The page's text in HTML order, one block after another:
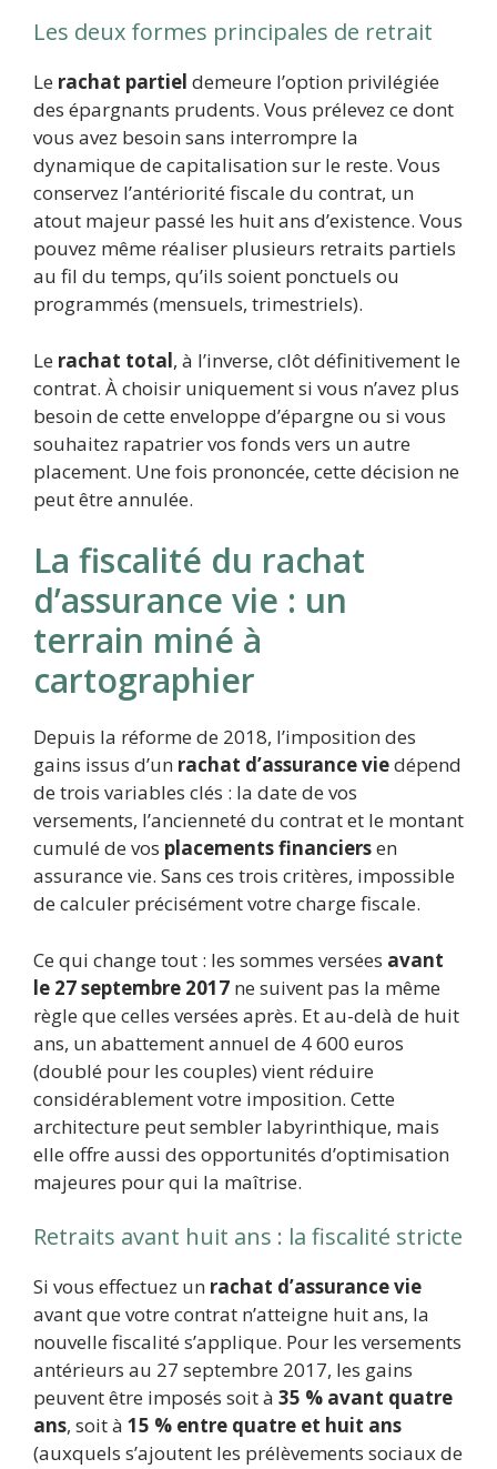
Les deux formes principales de retrait
Le rachat partiel demeure l’option privilégiée
des épargnants prudents. Vous prélevez ce dont
vous avez besoin sans interrompre la
dynamique de capitalisation sur le reste. Vous
conservez l’antériorité fiscale du contrat, un
atout majeur passé les huit ans d’existence. Vous
pouvez même réaliser plusieurs retraits partiels
au fil du temps, qu’ils soient ponctuels ou
programmés (mensuels, trimestriels).
Le rachat total, à l’inverse, clôt définitivement le
contrat. À choisir uniquement si vous n’avez plus
besoin de cette enveloppe d’épargne ou si vous
souhaitez rapatrier vos fonds vers un autre
placement. Une fois prononcée, cette décision ne
peut être annulée.
La fiscalité du rachat
d’assurance vie : un
terrain miné à
cartographier
Depuis la réforme de 2018, l’imposition des
gains issus d’un rachat d’assurance viedépend
de trois variables clés : la date de vos
versements, l’ancienneté du contrat et le montant
cumulé de vos placements financiersen
assurance vie. Sans ces trois critères, impossible
de calculer précisément votre charge fiscale.
Ce qui change tout : les sommes versées avant
le 27 septembre 2017 ne suivent pas la même
règle que celles versées après. Et au-delà de huit
ans, un abattement annuel de 4 600 euros
(doublé pour les couples) vient réduire
considérablement votre imposition. Cette
architecture peut sembler labyrinthique, mais
elle offre aussi des opportunités d’optimisation
majeures pour qui la maîtrise.
Retraits avant huit ans : la fiscalité stricte
Si vous effectuez un rachat d’assurance vie
avant que votre contrat n’atteigne huit ans, la
nouvelle fiscalité s’applique. Pour les versements
antérieurs au 27 septembre 2017, les gains
peuvent être imposés soit à 35 % avant quatre
ans, soit à 15 % entre quatre et huit ans
(auxquels s’ajoutent les prélèvements sociaux de